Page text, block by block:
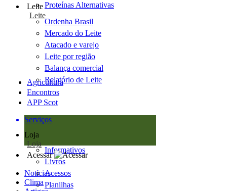
Proteínas Alternativas
Leite
Leite
Ordenha Brasil
Mercado do Leite
Atacado e varejo
Leite por região
Balança comercial
Relatório de Leite
Agricultura
Encontros
APP Scot
Serviços
Loja
Loja
Informativos
Livros
Acessos
Planilhas
Acessar
Notícias
Clima